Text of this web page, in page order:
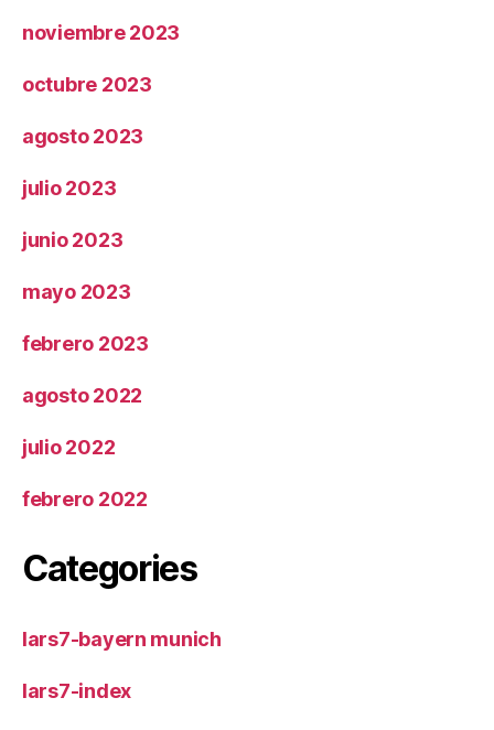
noviembre 2023
octubre 2023
agosto 2023
julio 2023
junio 2023
mayo 2023
febrero 2023
agosto 2022
julio 2022
febrero 2022
Categories
lars7-bayern munich
lars7-index